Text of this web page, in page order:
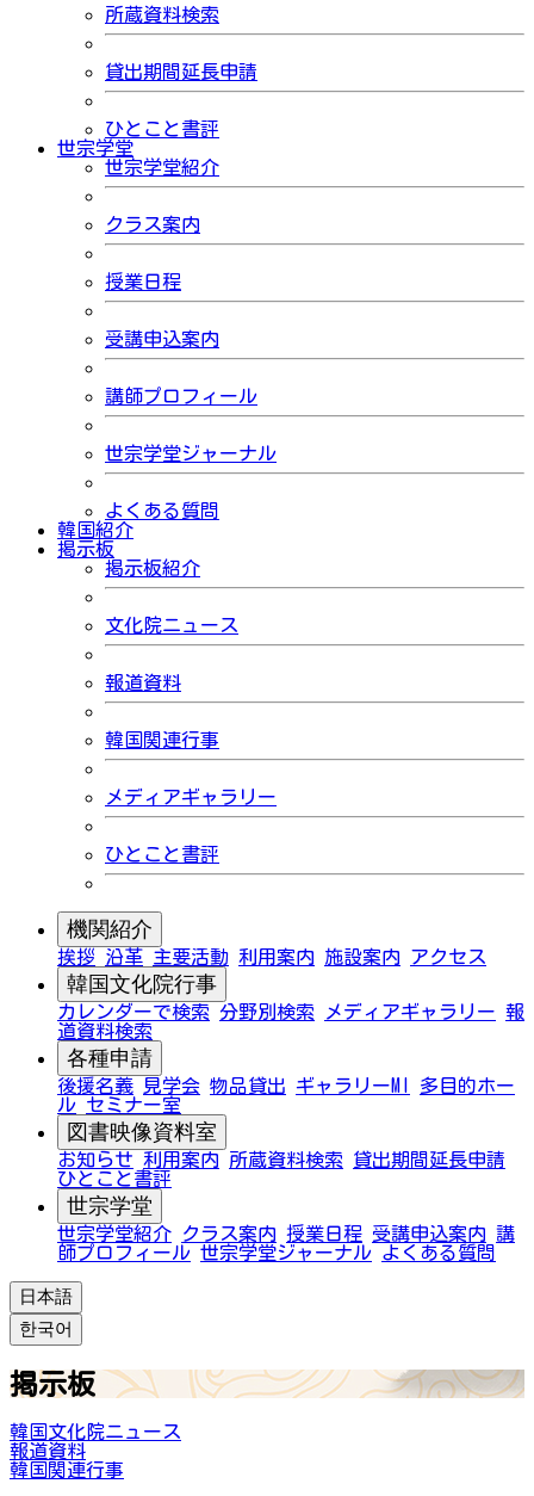
所蔵資料検索
貸出期間延長申請
ひとこと書評
世宗学堂
世宗学堂紹介
クラス案内
授業日程
受講申込案内
講師プロフィール
世宗学堂ジャーナル
よくある質問
韓国紹介
掲示板
掲示板紹介
文化院ニュース
報道資料
韓国関連行事
メディアギャラリー
ひとこと書評
機関紹介
挨拶 沿革 主要活動 利用案内 施設案内 アクセス
韓国文化院行事
カレンダーで検索 分野別検索 メディアギャラリー 報
道資料検索
各種申請
後援名義 見学会 物品貸出 ギャラリーMI
多目的ホー
ル セミナー室
図書映像資料室
お知らせ 利用案内 所蔵資料検索
貸出期間延長申請
ひとこと書評
世宗学堂
世宗学堂紹介 クラス案内 授業日程 受講申込案内 講
師プロフィール 世宗学堂ジャーナル よくある質問
日本語
한국어
掲示板
韓国文化院ニュース
報道資料
韓国関連行事